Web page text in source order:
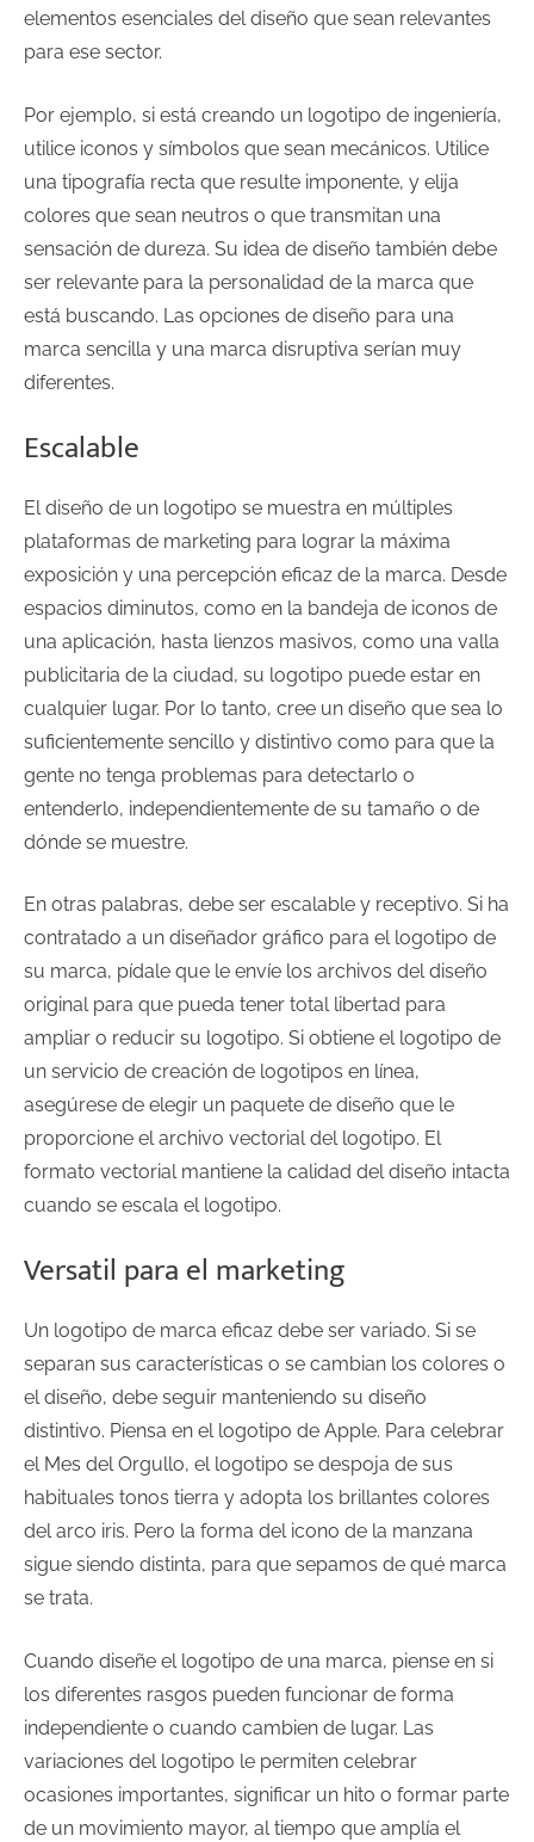
elementos esenciales del diseño que sean relevantes
para ese sector.
Por ejemplo, si está creando un logotipo de ingeniería,
utilice iconos y símbolos que sean mecánicos. Utilice
una tipografía recta que resulte imponente, y elija
colores que sean neutros o que transmitan una
sensación de dureza. Su idea de diseño también debe
ser relevante para la personalidad de la marca que
está buscando. Las opciones de diseño para una
marca sencilla y una marca disruptiva serían muy
diferentes.
Escalable
El diseño de un logotipo se muestra en múltiples
plataformas de marketing para lograr la máxima
exposición y una percepción eficaz de la marca. Desde
espacios diminutos, como en la bandeja de iconos de
una aplicación, hasta lienzos masivos, como una valla
publicitaria de la ciudad, su logotipo puede estar en
cualquier lugar. Por lo tanto, cree un diseño que sea lo
suficientemente sencillo y distintivo como para que la
gente no tenga problemas para detectarlo o
entenderlo, independientemente de su tamaño o de
dónde se muestre.
En otras palabras, debe ser escalable y receptivo. Si ha
contratado a un diseñador gráfico para el logotipo de
su marca, pídale que le envíe los archivos del diseño
original para que pueda tener total libertad para
ampliar o reducir su logotipo. Si obtiene el logotipo de
un servicio de creación de logotipos en línea,
asegúrese de elegir un paquete de diseño que le
proporcione el archivo vectorial del logotipo. El
formato vectorial mantiene la calidad del diseño intacta
cuando se escala el logotipo.
Versatil para el marketing
Un logotipo de marca eficaz debe ser variado. Si se
separan sus características o se cambian los colores o
el diseño, debe seguir manteniendo su diseño
distintivo. Piensa en el logotipo de Apple. Para celebrar
el Mes del Orgullo, el logotipo se despoja de sus
habituales tonos tierra y adopta los brillantes colores
del arco iris. Pero la forma del icono de la manzana
sigue siendo distinta, para que sepamos de qué marca
se trata.
Cuando diseñe el logotipo de una marca, piense en si
los diferentes rasgos pueden funcionar de forma
independiente o cuando cambien de lugar. Las
variaciones del logotipo le permiten celebrar
ocasiones importantes, significar un hito o formar parte
de un movimiento mayor, al tiempo que amplía el